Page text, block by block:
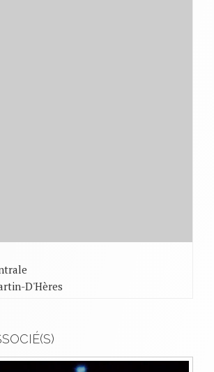
D'Hères